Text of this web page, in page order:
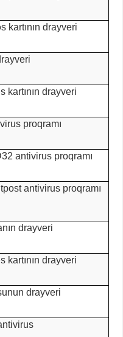
kartının drayveri
kartının drayveri
proqramı
antivirus proqramı
antivirus proqramı
drayveri
kartının drayveri
drayveri